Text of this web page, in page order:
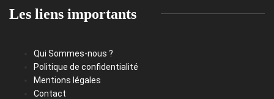
Les liens importants
Qui Sommes-nous ?
Politique de confidentialité
Mentions légales
Contact